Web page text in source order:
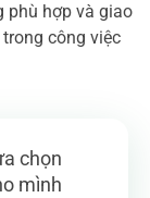
phù hợp và giao
công việc
chọn
mình